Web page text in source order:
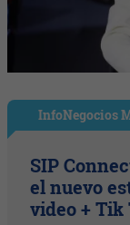
InfoNegocios
SIP
el nuevo
video + Tik